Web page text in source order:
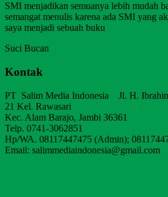
SMI menjadikan semuanya lebih mudah
semangat menulis karena ada SMI yang
saya menjadi sebuah buku
Suci Bucan
Kontak
PT Salim Media Indonesia Jl. H.
21 Kel. Rawasari
Kec. Alam Barajo, Jambi 36361
Telp. 0741-3062851
Hp/WA. 08117447475 (Admin);
Email: salimmediaindonesia@gmail.com